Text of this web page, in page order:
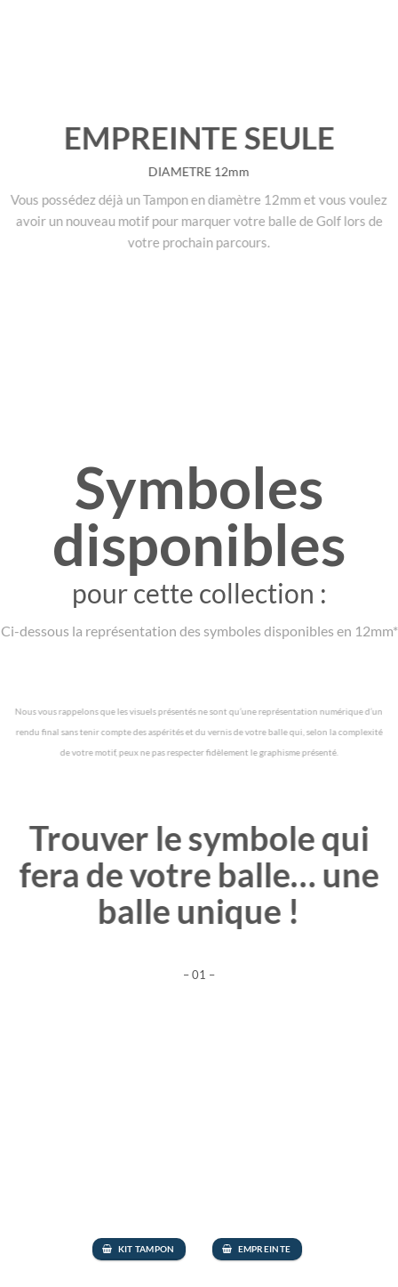
EMPREINTE SEULE
DIAMETRE 12mm
Vous possédez déjà un Tampon en diamètre 12mm et vous voulez
avoir un nouveau motif pour marquer votre balle de Golf lors de
votre prochain parcours.
Symboles
disponibles
pour cette collection :
Ci-dessous la représentation des symboles disponibles en 12mm*
Nous vous rappelons que les visuels présentés ne sont qu’une représentation numérique d’un
rendu final sans tenir compte des aspérités et du vernis de votre balle qui, selon la complexité
de votre motif, peux ne pas respecter fidèlement le graphisme présenté.
Trouver le symbole qui
fera de votre balle… une
balle unique !
– 01 –
KIT TAMPON EMPREINTE